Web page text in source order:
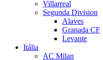
Villarreal
Segunda Division
Alaves
Granada CF
Levante
Itália
AC Milan